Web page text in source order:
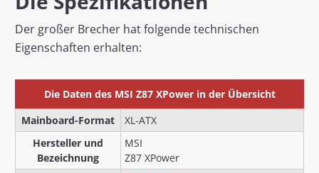
Der großer Brecher hat folgende technischen
Eigenschaften erhalten:
Die Daten des MSI Z87 XPower in der Übersicht
Mainboard-Format
XL-ATX
Hersteller und
Bezeichnung
MSI
Z87 XPower